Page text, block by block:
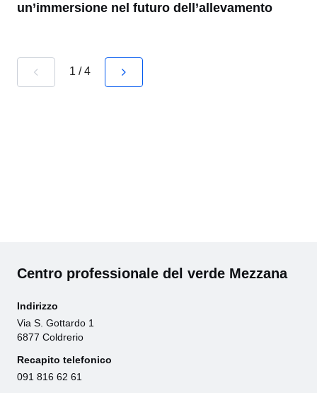
un’immersione nel futuro dell’allevamento
navigate_before 1 /4 navigate_next
Centro professionale del verde Mezzana
Indirizzo
Via S. Gottardo 1
6877 Coldrerio
Recapito telefonico
091 816 62 61